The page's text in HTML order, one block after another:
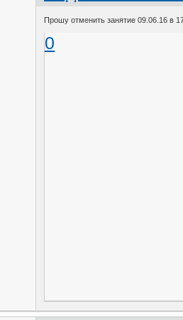
Прошу отменить занятие 09.06.16 в
0